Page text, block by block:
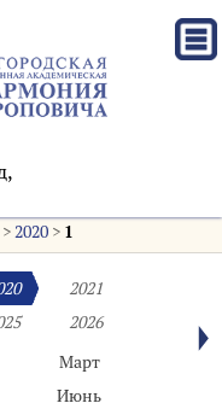
2020> 1
2021
2026
Март
Июнь